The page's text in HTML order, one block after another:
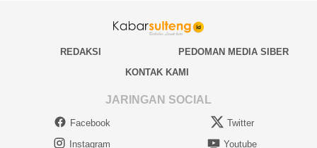
REDAKSI
PEDOMAN MEDIA SIBER
KONTAK KAMI
JARINGAN SOCIAL
Facebook
Twitter
Instagram
Youtube